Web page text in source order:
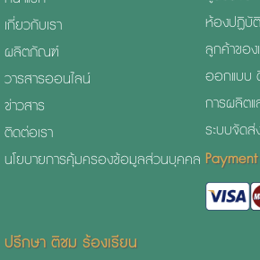
เกี่ยวกับเรา
ผลิตภัณฑ์
วารสารออนไลน์
ข่าวสาร
ติดต่อเรา
นโยบายการคุ้มครองข้อมูลส่วนบุคคล
ห้องปฏิบั
ลูกค้าของ
ออกแบบ
การผลิตแ
ระบบจัดส่
Payment
ปรึกษา ติชม ร้องเรียน